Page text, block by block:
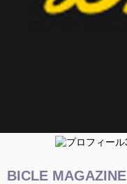
BICLE MAGAZINE